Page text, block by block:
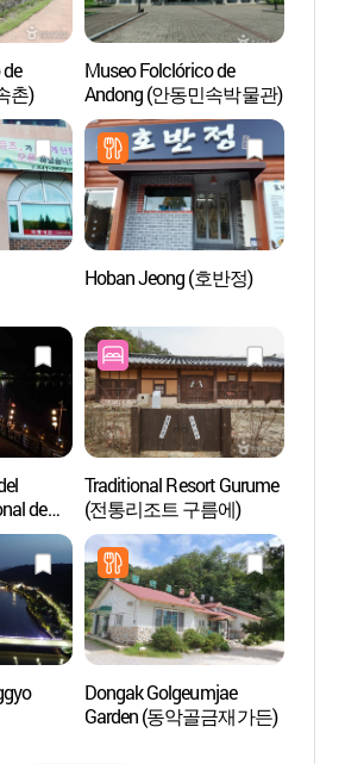
촌)
Museo Folclórico de
Andong (안동민속박물관)
Hoban Jeong (호반정)
de
Traditional Resort Gurume
(전통리조트 구름에)
Dongak Golgeumjae
Garden (동악골금재가든)